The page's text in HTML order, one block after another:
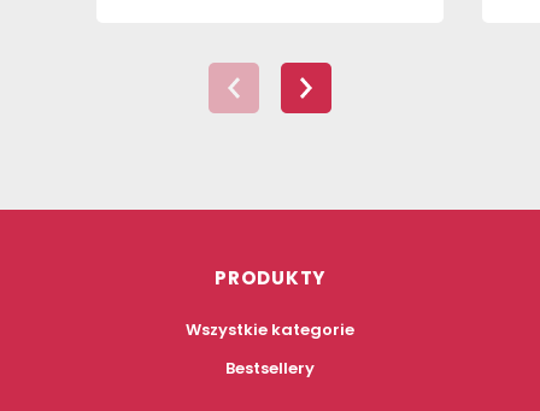
PRODUKTY
Wszystkie kategorie
Bestsellery